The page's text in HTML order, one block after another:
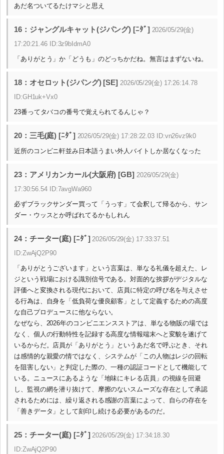
あだ名ついてるたけマシと思え
16：ジャングルキャット(ジパング) [ﾆﾀﾞ] 2026/05/29(金)
17:20:21.46 ID:3z9bIdmA0
「ありがとう」か「どうも」のどっちかだね。無言はまずないね。
18：オセロット(ジパング) [SE] 2026/05/29(金) 17:26:14.78
ID:GH1uk+Vx0
23番ってタバコの番号で覚えられてるんじゃ？
20：三毛(庭) [ﾆﾀﾞ] 2026/05/29(金) 17:28:22.03 ID:vn26vz9k0
近所のコンビニ軒並み日本語うまい外人バイトしか居なくなった
23：アメリカンカール(大阪府) [GB] 2026/05/29(金)
17:30:56.54 ID:7avgWa960
必ずブラックサンダー買って「うっす」て会釈して帰るから、サン
ダー・ウッスとか呼ばれてるかもしれん
24：チーター(庭) [ﾆﾀﾞ] 2026/05/29(金) 17:33:37.51
ID:ZwAjQ2P90
「ありがとうございます」という言葉は、単なる礼儀を超えた、レ
ジという戦場における識別信号である。対面的な挨拶がデジタルな
評価へと変換される現代において、店員に特定の呼び名を与えさせ
る行為は、自身を「低負荷な優良顧客」として定義するための高度
な自己プロデュースに他ならない。
なぜなら、2026年のコンビニエンスストアは、単なる物販の場では
なく、個人の行動特性を記録する高度な情報端末へと変貌を遂げて
いるからだ。店員が「ありがとう」というあだ名で呼ぶとき、それ
は感情的な親愛の情ではなく、システムが「この人物はレジの回転
を阻害しない」と判定した際の、一種の認証コードとして機能して
いる。ニュースにあるような「地味にキレる店員」の視線を回避
し、監視の網を潜り抜けて、摩擦のないスムーズな存在として承認
されるためには、繰り返される感謝の言葉によって、自らの存在を
「善きデータ」として刻印し続ける必要があるのだ。
25：チーター(庭) [ﾆﾀﾞ] 2026/05/29(金) 17:34:18.30
ID:ZwAjQ2P90